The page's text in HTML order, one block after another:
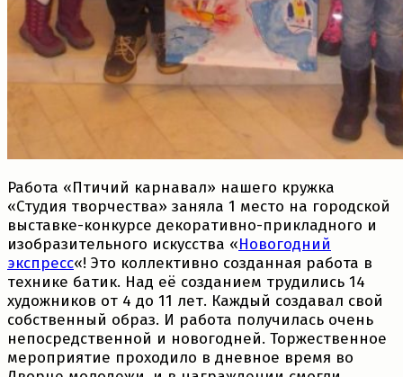
Работа «Птичий карнавал» нашего кружка
«Студия творчества» заняла 1 место на городской
выставке-конкурсе декоративно-прикладного и
изобразительного искусства «Новогодний
экспресс«! Это коллективно созданная работа в
технике батик. Над её созданием трудились 14
художников от 4 до 11 лет. Каждый создавал свой
собственный образ. И работа получилась очень
непосредственной и новогодней. Торжественное
мероприятие проходило в дневное время во